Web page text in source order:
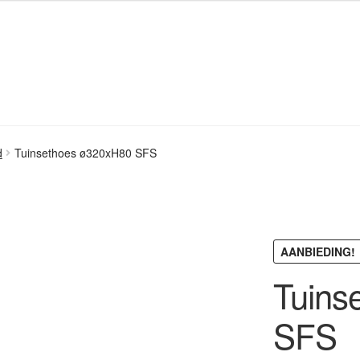
Tuinsethoes ø320xH80 SFS
AANBIEDING!
SFS